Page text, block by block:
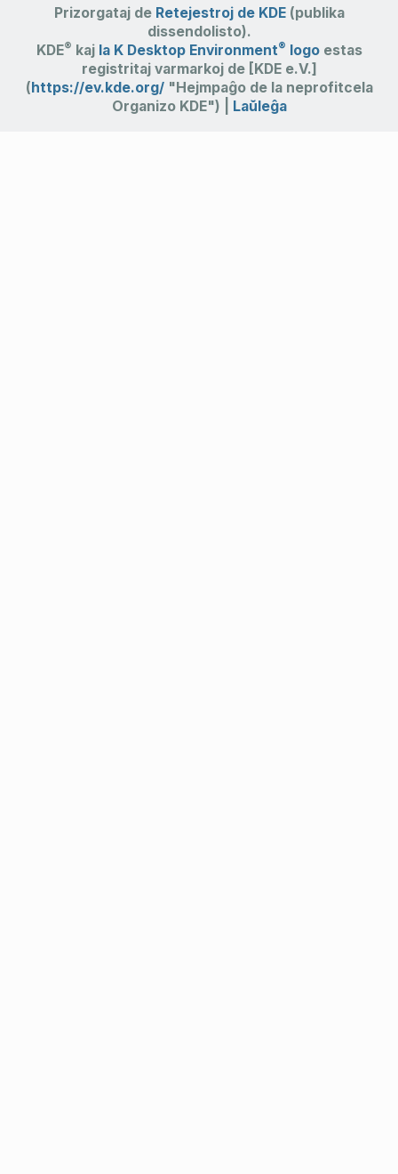
Prizorgataj de Retejestroj de KDE(publika
dissendolisto).
KDE® kaj la K Desktop Environment® logoestas
registritaj varmarkoj de [KDE e.V.]
(https://ev.kde.org/"Hejmpaĝo de la neprofitcela
Organizo KDE") | Laŭleĝa